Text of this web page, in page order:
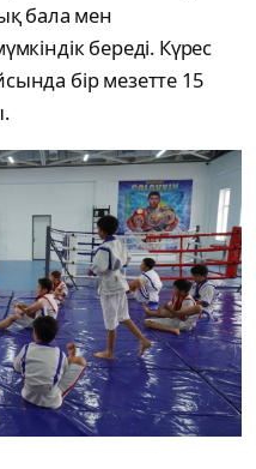
бала мен
береді. Күрес
бір мезетте 15